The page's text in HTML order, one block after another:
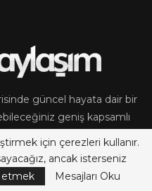
güncel hayata dair bir
geniş kapsamlı
guncelpaylasim.com
için çerezleri kullanır.
ancak isterseniz
etmek Mesajları Oku